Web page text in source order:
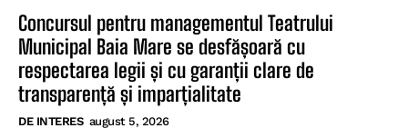
Concursul pentru managementul Teatrului
Municipal Baia Mare se desfășoară cu
respectarea legii și cu garanții clare de
transparență și imparțialitate
DE INTERES august 5, 2026